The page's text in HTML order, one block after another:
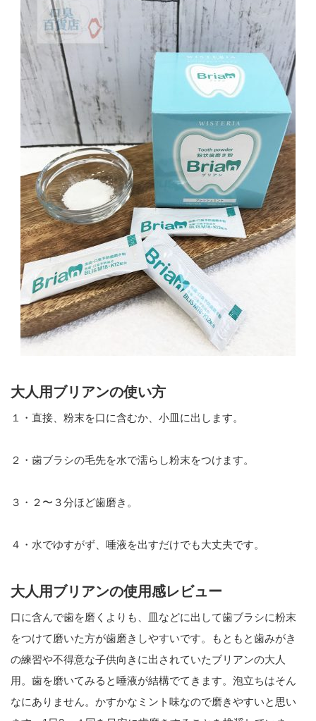
大人用ブリアンの使い方
１・直接、粉末を口に含むか、小皿に出します。
２・歯ブラシの毛先を水で濡らし粉末をつけます。
３・２〜３分ほど歯磨き。
４・水でゆすがず、唾液を出すだけでも大丈夫です。
大人用ブリアンの使用感レビュー
口に含んで歯を磨くよりも、皿などに出して歯ブラシに粉末
をつけて磨いた方が歯磨きしやすいです。もともと歯みがき
の練習や不得意な子供向きに出されていたブリアンの大人
用。歯を磨いてみると唾液が結構でてきます。泡立ちはそん
なにありません。かすかなミント味なので磨きやすいと思い